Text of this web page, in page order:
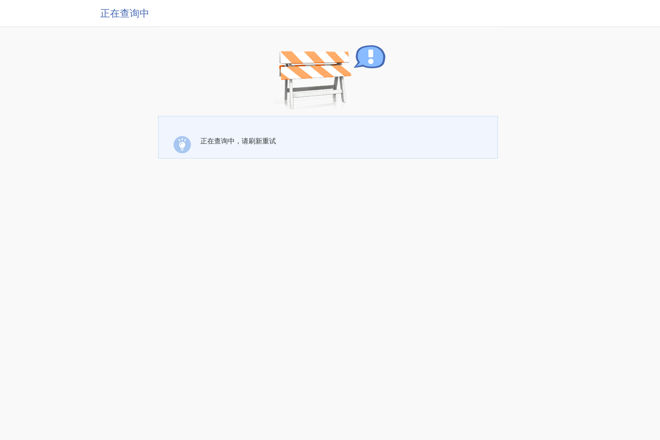
正在查询中
正在查询中，请刷新重试